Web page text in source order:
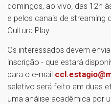
domingos, ao vivo, das 12h
e pelos canais de streaming
Cultura Play.
Os interessados devem
inscrição - que estará
para o e-mail
seletivo será feito em duas
uma análise acadêmica por